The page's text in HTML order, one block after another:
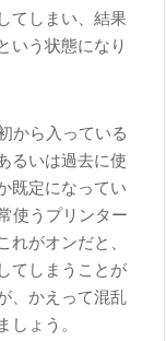
てしまい、結果
いう状態になり
から入っている
るいは過去に使
既定になってい
使うプリンター
がオンだと、
てしまうことが
、かえって混乱
ょう。